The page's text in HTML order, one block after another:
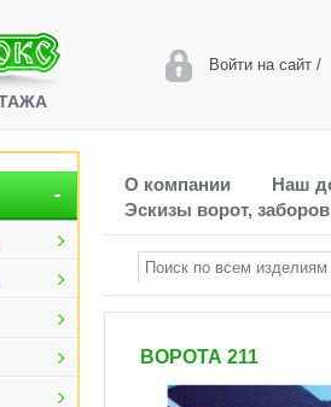
Войти на сайт/
О компании
Наш
Эскизы ворот, заборов
ВОРОТА 211